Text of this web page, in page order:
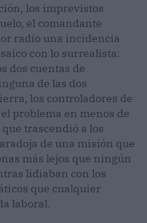
los imprevistos
el comandante
radio una incidencia
con lo surrealista:
dos cuentas de
de las dos
los controladores de
problema en menos de
trascendió a los
de una misión que
más lejos que ningún
lidiaban con los
que cualquier
laboral.